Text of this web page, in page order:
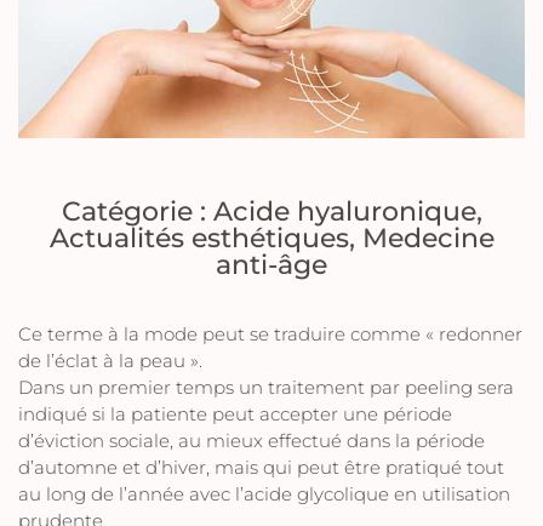
Catégorie : Acide hyaluronique,
Actualités esthétiques, Medecine
anti-âge
Ce terme à la mode peut se traduire comme « redonner
de l’éclat à la peau ».
Dans un premier temps un traitement par peeling sera
indiqué si la patiente peut accepter une période
d’éviction sociale, au mieux effectué dans la période
d’automne et d’hiver, mais qui peut être pratiqué tout
au long de l’année avec l’acide glycolique en utilisation
prudente.